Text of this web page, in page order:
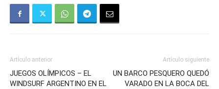
Artículo anterior
JUEGOS OLÍMPICOS – EL
WINDSURF ARGENTINO EN EL
Artículo siguiente
UN BARCO PESQUERO QUEDÓ
VARADO EN LA BOCA DEL